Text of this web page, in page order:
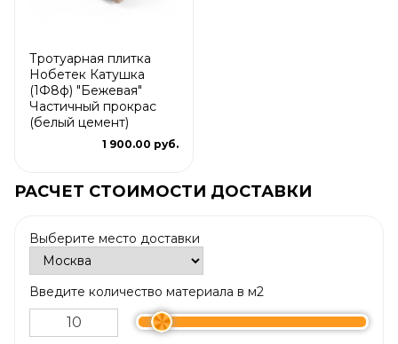
Тротуарная плитка
Нобетек Катушка
(1Ф8ф) "Бежевая"
Частичный прокрас
(белый цемент)
1 900.00 руб.
РАСЧЕТ СТОИМОСТИ ДОСТАВКИ
Выберите место доставки
Введите количество материала в м2